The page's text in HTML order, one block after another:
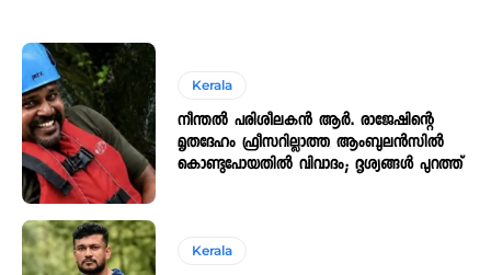
Kerala
നീന്തൽ പരിശീലകൻ ആർ. രാജേഷിന്റെ
മൃതദേഹം ഫ്രീസറില്ലാത്ത ആംബുലൻസിൽ
കൊണ്ടുപോയതിൽ വിവാദം; ദൃശ്യങ്ങൾ പുറത്ത്
Kerala